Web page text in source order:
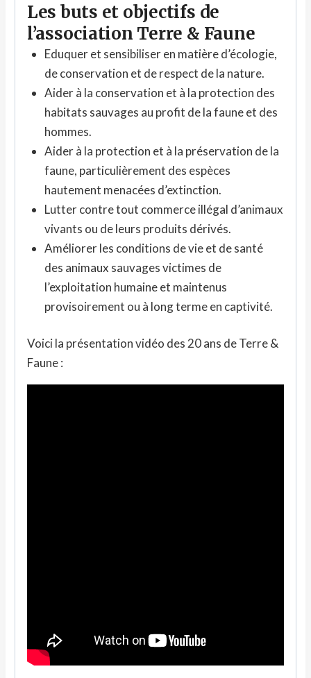
Les buts et objectifs de
l’association Terre & Faune
Eduquer et sensibiliser en matière d’écologie,
de conservation et de respect de la nature.
Aider à la conservation et à la protection des
habitats sauvages au profit de la faune et des
hommes.
Aider à la protection et à la préservation de la
faune, particulièrement des espèces
hautement menacées d’extinction.
Lutter contre tout commerce illégal d’animaux
vivants ou de leurs produits dérivés.
Améliorer les conditions de vie et de santé
des animaux sauvages victimes de
l’exploitation humaine et maintenus
provisoirement ou à long terme en captivité.
Voici la présentation vidéo des 20 ans de Terre &
Faune :